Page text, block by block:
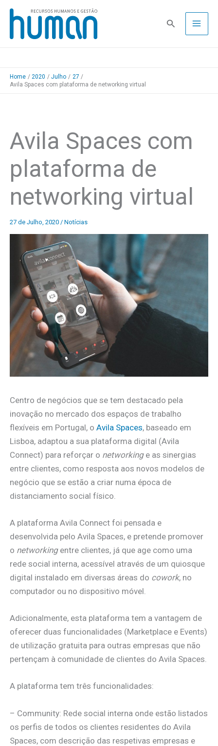
Skip
content
Pesquisa
Home 2020 Julho
27
Avila Spaces com plataforma de networking virtual
Avila Spaces com
plataforma de
networking virtual
27 de Julho, 2020 / Notícias
Centro de negócios que se tem destacado pela
inovação no mercado dos espaços de trabalho
flexíveis em Portugal, o Avila Spaces, baseado em
Lisboa, adaptou a sua plataforma digital (Avila
Connect) para reforçar o networkinge as sinergias
entre clientes, como resposta aos novos modelos de
negócio que se estão a criar numa época de
distanciamento social físico.
A plataforma Avila Connect foi pensada e
desenvolvida pelo Avila Spaces, e pretende promover
o networkingentre clientes, já que age como uma
rede social interna, acessível através de um quiosque
digital instalado em diversas áreas do cowork, no
computador ou no dispositivo móvel.
Adicionalmente, esta plataforma tem a vantagem de
oferecer duas funcionalidades (Marketplace e Events)
de utilização gratuita para outras empresas que não
pertençam à comunidade de clientes do Avila Spaces.
A plataforma tem três funcionalidades:
– Community: Rede social interna onde estão listados
os perfis de todos os clientes residentes do Avila
Spaces, com descrição das respetivas empresas e